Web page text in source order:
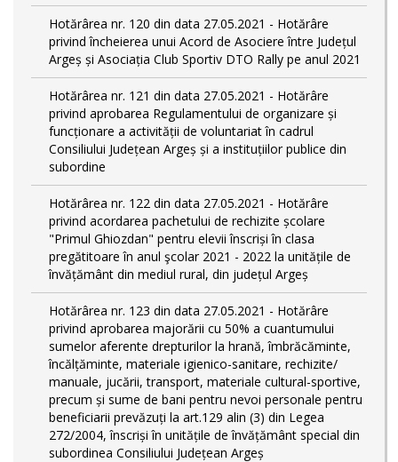
Hotărârea nr. 120 din data 27.05.2021 - Hotărâre
privind încheierea unui Acord de Asociere între Județul
Argeș și Asociația Club Sportiv DTO Rally pe anul 2021
Hotărârea nr. 121 din data 27.05.2021 - Hotărâre
privind aprobarea Regulamentului de organizare și
funcționare a activității de voluntariat în cadrul
Consiliului Județean Argeș și a instituțiilor publice din
subordine
Hotărârea nr. 122 din data 27.05.2021 - Hotărâre
privind acordarea pachetului de rechizite școlare
"Primul Ghiozdan" pentru elevii înscriși în clasa
pregătitoare în anul şcolar 2021 - 2022 la unitățile de
învățământ din mediul rural, din județul Argeș
Hotărârea nr. 123 din data 27.05.2021 - Hotărâre
privind aprobarea majorării cu 50% a cuantumului
sumelor aferente drepturilor la hrană, îmbrăcăminte,
încălțăminte, materiale igienico-sanitare, rechizite/
manuale, jucării, transport, materiale cultural-sportive,
precum și sume de bani pentru nevoi personale pentru
beneficiarii prevăzuți la art.129 alin (3) din Legea
272/2004, înscriși în unitățile de învățământ special din
subordinea Consiliului Județean Argeș